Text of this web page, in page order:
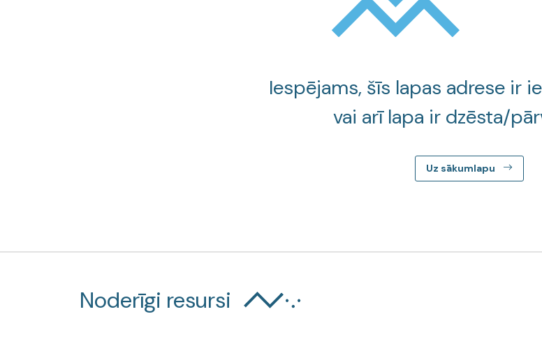
Iespējams, šīs lapas adrese ir
vai arī lapa ir dzēsta/
Uz sākumlapu
Noderīgi resursi